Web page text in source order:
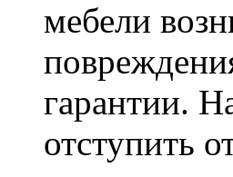
мебели
гарантии.
отступить